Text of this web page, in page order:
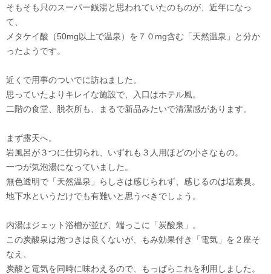
そもそも只のスーパー銭湯と思われていたのものが、近年になっ
て、
メタケイ酸（50mg以上で温泉）を７０mg含む「天然温泉」と分か
ったようです。
近くで用事のついでに訪ねました。
思っていたよりキレイな施設で、入口はホテル風。
二階の食堂、脱衣所も、まるで新品みたいで清潔感があります。
まず露天へ。
岩風呂が３つに仕切られ、いずれも３人用ほどの小さなもの。
一つが気泡湯になっていました。
無色透明で「天然温泉」らしさは感じられず、感じるのは塩素臭。
地下水というだけでも有難いと思うべきでしょう。
内湯はジェット浴槽が並び、端っこに「炭酸泉」。
この炭酸泉は泡つきは良くないが、もみ効果付き「電気」を２座そ
なえ、
炭酸と電気を同時に味わえるので、もっぱらこれを利用しました。